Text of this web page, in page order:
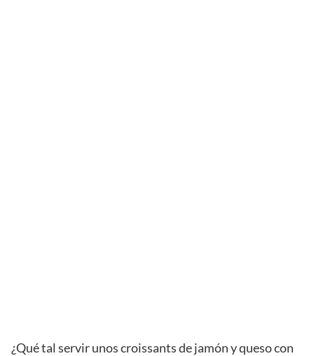
¿Qué tal servir unos croissants de jamón y queso con